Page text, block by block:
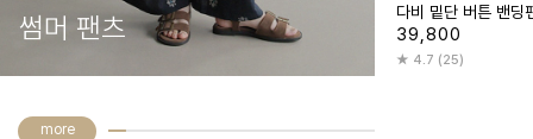
썸머 팬츠 다비 밑단 버튼 밴딩
39,800
4.7 (25)
more